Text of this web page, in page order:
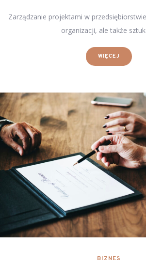
Zarządzanie projektami w
organizacji, ale także
WIĘCEJ
BIZNES